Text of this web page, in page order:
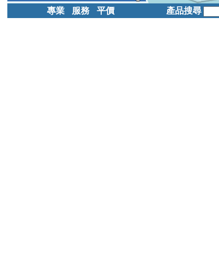
專業 服務 平價 產品搜尋